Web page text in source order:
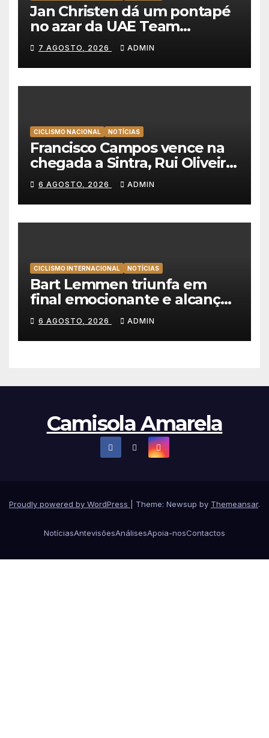
Jan Christen dá um pontapé
no azar da UAE Team
Emirates e vence na Volta a
Polónia
7 AGOSTO, 2026 ADMIN
CICLISMO NACIONAL NOTÍCIAS
Francisco Campos vence na
chegada a Sintra, Rui Oliveira
veste de amarelo na Volta a
Portugal
6 AGOSTO, 2026 ADMIN
CICLISMO INTERNACIONAL NOTÍCIAS
Bart Lemmen triunfa em
final emocionante e alcança
a primeira vitória da carreira
na Volta à Polónia
6 AGOSTO, 2026 ADMIN
Camisola Amarela
Proudly powered by WordPress Theme: Newsup by Themeansar.
NotíciasAntevisõesAnálisesApoia-nosContactos